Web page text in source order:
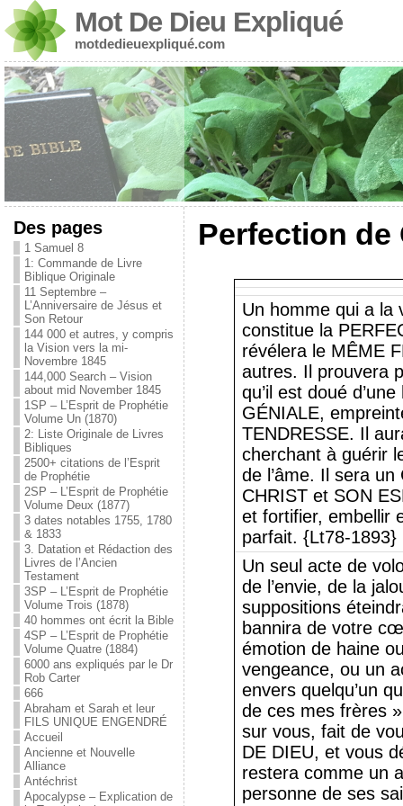
Mot De Dieu Expliqué
motdedieuexpliqué.com
Des pages
1 Samuel 8
1: Commande de Livre
Biblique Originale
11 Septembre –
L’Anniversaire de Jésus et
Son Retour
144 000 et autres, y compris
la Vision vers la mi-
Novembre 1845
144,000 Search – Vision
about mid November 1845
1SP – L’Esprit de Prophétie
Volume Un (1870)
2: Liste Originale de Livres
Bibliques
2500+ citations de l’Esprit
de Prophétie
2SP – L’Esprit de Prophétie
Volume Deux (1877)
3 dates notables 1755, 1780
& 1833
3. Datation et Rédaction des
Livres de l’Ancien
Testament
3SP – L’Esprit de Prophétie
Volume Trois (1878)
40 hommes ont écrit la Bible
4SP – L’Esprit de Prophétie
Volume Quatre (1884)
6000 ans expliqués par le Dr
Rob Carter
666
Abraham et Sarah et leur
FILS UNIQUE ENGENDRÉ
Accueil
Ancienne et Nouvelle
Alliance
Antéchrist
Apocalypse – Explication de
Perfection de
Un homme qui a la
constitue la
révélera le MÊME
autres. Il prouvera
qu’il est doué
GÉNIALE,
TENDRESSE. Il
cherchant à guérir
de l’âme. Il sera
CHRIST et SON
et fortifier, embellir
parfait. {Lt78-1893}
Un seul acte de
de l’envie, de la
suppositions
bannira de votre
émotion de haine
vengeance, ou un
envers quelqu’un
de ces mes frères
sur vous, fait de
DE DIEU, et vous
restera comme un
personne de ses